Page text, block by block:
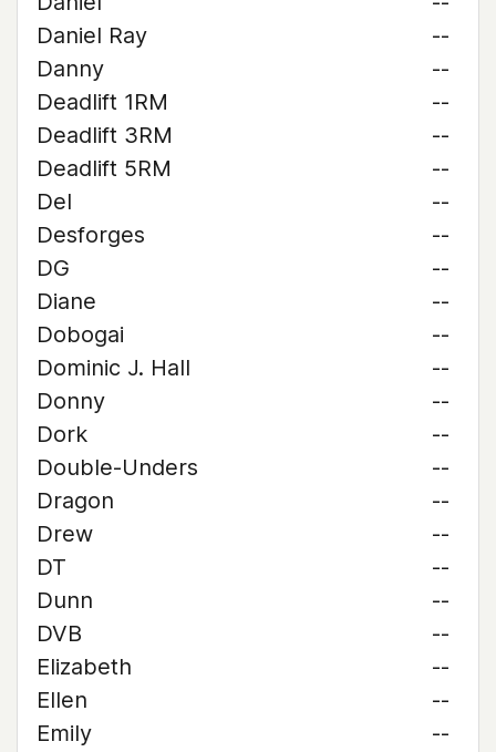
Daniel Ray
--
Danny
--
Deadlift 1RM
--
Deadlift 3RM
--
Deadlift 5RM
--
Del
--
Desforges
--
DG
--
Diane
--
Dobogai
--
Dominic J. Hall
--
Donny
--
Dork
--
Double-Unders
--
Dragon
--
Drew
--
DT
--
Dunn
--
DVB
--
Elizabeth
--
Ellen
--
Emily
--